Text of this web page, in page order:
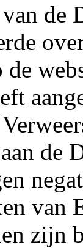
de
de
de
van
zijn